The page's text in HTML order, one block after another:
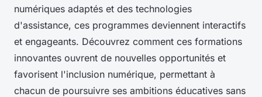
numériques adaptés et des technologies
d'assistance, ces programmes deviennent interactifs
et engageants. Découvrez comment ces formations
innovantes ouvrent de nouvelles opportunités et
favorisent l'inclusion numérique, permettant à
chacun de poursuivre ses ambitions éducatives sans